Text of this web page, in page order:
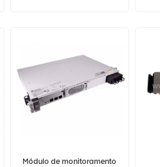
Módulo de monitoramento